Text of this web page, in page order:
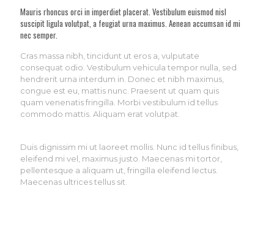
Mauris rhoncus orci in imperdiet placerat. Vestibulum euismod nisl
suscipit ligula volutpat, a feugiat urna maximus. Aenean accumsan id mi
nec semper.
Cras massa nibh, tincidunt ut eros a, vulputate
consequat odio. Vestibulum vehicula tempor nulla, sed
hendrerit urna interdum in. Donec et nibh maximus,
congue est eu, mattis nunc. Praesent ut quam quis
quam venenatis fringilla. Morbi vestibulum id tellus
commodo mattis. Aliquam erat volutpat.
Duis dignissim mi ut laoreet mollis. Nunc id tellus finibus,
eleifend mi vel, maximus justo. Maecenas mi tortor,
pellentesque a aliquam ut, fringilla eleifend lectus.
Maecenas ultrices tellus sit.